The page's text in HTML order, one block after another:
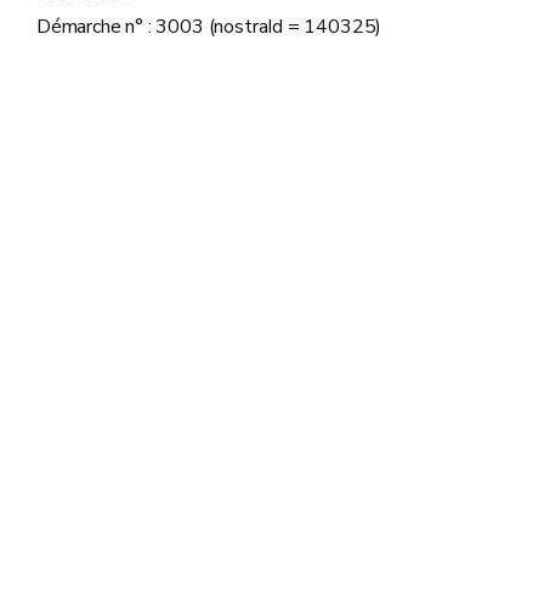
Démarche n° : 3003 (nostraId = 140325)